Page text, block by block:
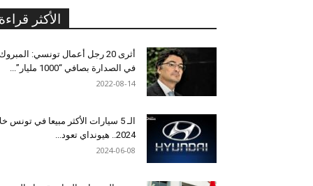
الأكثر قراءة
أثرى 20 رجل أعمال تونسي: المبروك
في الصدارة بصافي “1000 مليار”...
2022-08-14
الـ 5 سيارات الأكثر مبيعا في تونس
2024.. هيونداي تعود...
2024-06-08